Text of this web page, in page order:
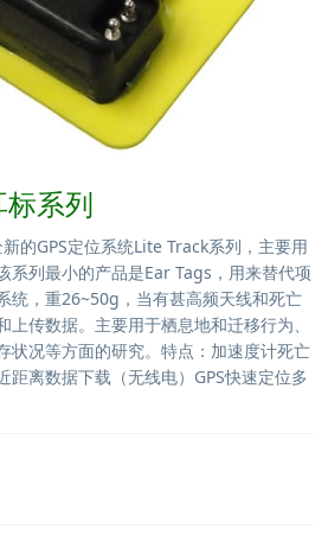
标系列
的GPS定位系统Lite Track系列，主要用
系列最小的产品是Ear Tags，用来替代项
统，重26~50g，当有甚高频天线和死亡
传数据。主要用于栖息地和迁移行为、
状况等方面的研究。特点：加速度计死亡
距离数据下载（无线电）GPS快速定位多